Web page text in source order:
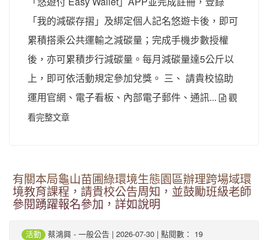
「我的減碳存摺」及綁定個人記名悠遊卡後，即可
累積搭乘公共運輸之減碳量；完成手機步數授權
後，亦可累積步行減碳量。每月減碳量達5公斤以
上，即可依活動規定參加兌獎。 三、 請貴校協助
運用官網、電子看板、內部電子郵件、通訊...
觀
看完整文章
有關本局龜山苗圃綠環境生態園區辦理跨場域環
境教育課程，請貴校公告周知，並鼓勵班級老師
參閱踴躍報名參加，詳如說明
活動 蔡鴻興 - 一般公告 | 2026-07-30 | 點閱數： 19